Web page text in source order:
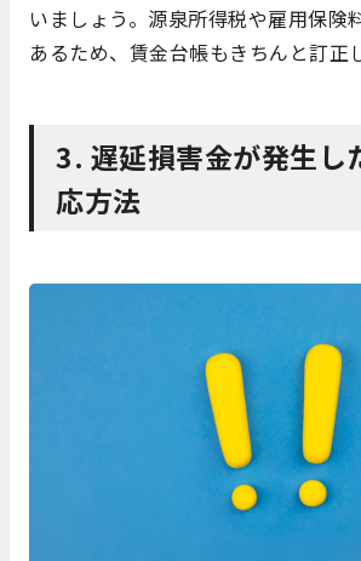
いましょう。源泉所得税や雇用保険
あるため、賃金台帳もきちんと訂正
3. 遅延損害金が発生し
応方法